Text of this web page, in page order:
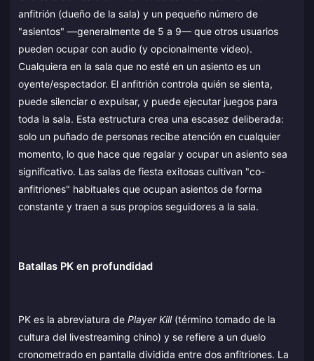
anfitrión (dueño de la sala) y un pequeño número de
"asientos" —generalmente de 5 a 9— que otros usuarios
pueden ocupar con audio (y opcionalmente video).
Cualquiera en la sala que no esté en un asiento es un
oyente/espectador. El anfitrión controla quién se sienta,
puede silenciar o expulsar, y puede ejecutar juegos para
toda la sala. Esta estructura crea una escasez deliberada:
solo un puñado de personas recibe atención en cualquier
momento, lo que hace que regalar y ocupar un asiento sea
significativo. Las salas de fiesta exitosas cultivan "co-
anfitriones" habituales que ocupan asientos de forma
constante y traen a sus propios seguidores a la sala.
Batallas PK en profundidad
PK es la abreviatura de Player Kill(término tomado de la
cultura del livestreaming chino) y se refiere a un duelo
cronometrado en pantalla dividida entre dos anfitriones. La